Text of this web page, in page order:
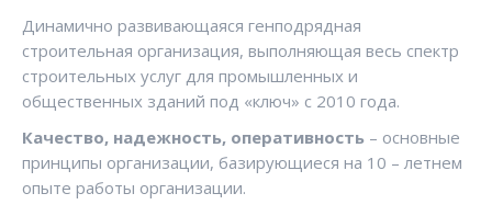
Динамично развивающаяся генподрядная
строительная организация, выполняющая весь спектр
строительных услуг для промышленных и
общественных зданий под «ключ» с 2010 года.
Качество, надежность, оперативность – основные
принципы организации, базирующиеся на 10 – летнем
опыте работы организации.